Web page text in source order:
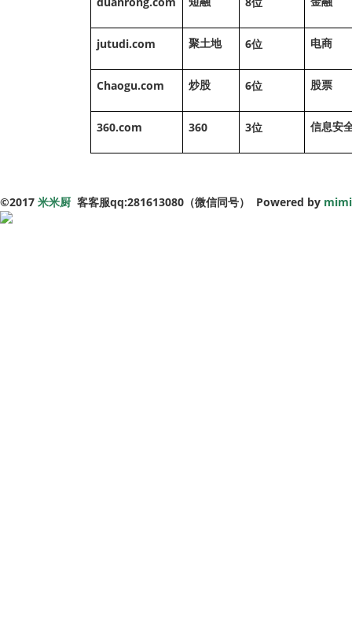
位
jutudi.com 聚土地 6位 电商
Chaogu.com 炒股 6位 股票
360.com 360 3位 信息安
©2017 米米厨 客客服qq:281613080（微信同号） Powered by